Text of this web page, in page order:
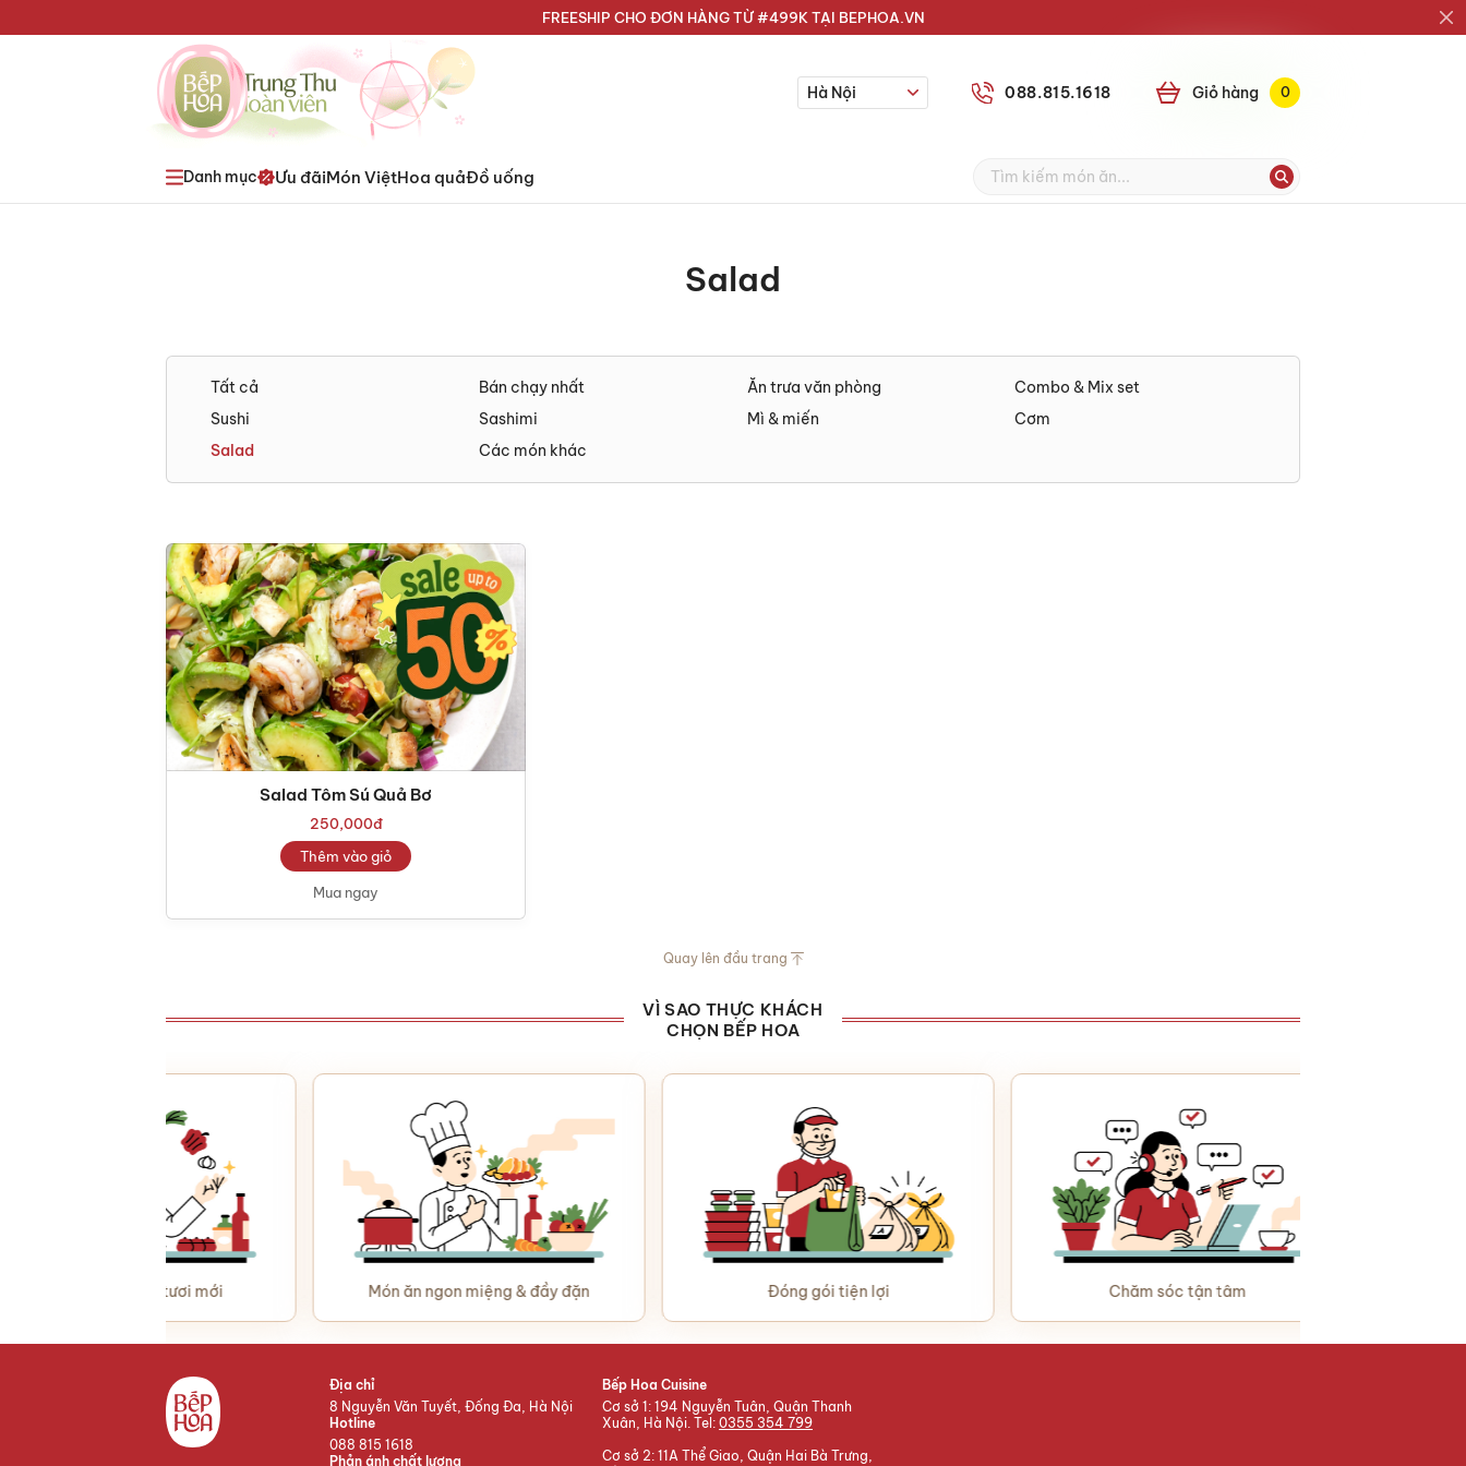
FREESHIP CHO ĐƠN HÀNG TỪ #499K TẠI BEPHOA.VN
Hà Nội 088.815.1618 Giỏ 0
Danh mục Ưu đãiMón ViệtHoa quảĐồ uống
Salad
Tất cả Bán chạy nhất Ăn trưa văn phòng
Combo & Mix set
Sushi
Sashimi Mì & miến
Cơm
Salad
Các món khác
Salad Tôm Sú Quả Bơ
250,000đ
Mua ngay
Thêm vào giỏ
Quay lên đầu trang
VÌ SAO THỰC KHÁCH
CHỌN BẾP HOA
liệu luôn tươi mới Món ăn ngon miệng & đầy đặn Đóng gói tiện lợi Chăm sóc tận tâm
Địa chỉ
8 Nguyễn Văn Tuyết, Đống Đa, Hà Nội
Hotline
088 815 1618
Phản ánh chất lượng
Bếp Hoa Cuisine
Cơ sở 1: 194 Nguyễn Tuân, Quận Thanh
Xuân, Hà Nội. Tel: 0355 354 799
Cơ sở 2: 11A Thể Giao, Quận Hai Bà Trưng,